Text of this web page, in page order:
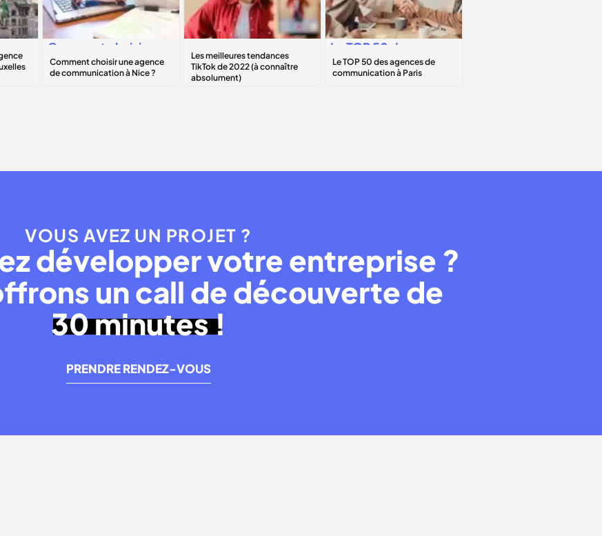
Comment choisir
une agence de
communication à
tendances TikTok
de 2022 (à
Le TOP 50 des
agences de
communication à
VOUS AVEZ UN PROJET ?
développer votre entreprise ?
un call de découverte de
30 minutes !
PRENDRE RENDEZ-VOUS